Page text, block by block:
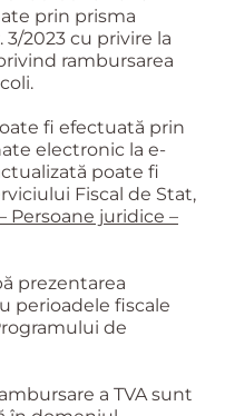
prin prisma
2023 cu privire la
rambursarea
fi efectuată prin
electronic la e-
poate fi
Fiscal de Stat,
Persoane juridice –
prezentarea
perioadele fiscale
de
a TVA sunt